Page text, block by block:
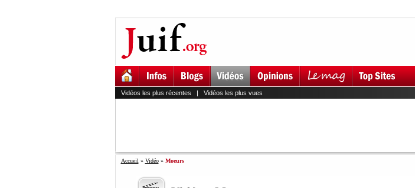
Vidéos les plus récentes | Vidéos les plus vues
Accueil » Vidéo» Moeurs